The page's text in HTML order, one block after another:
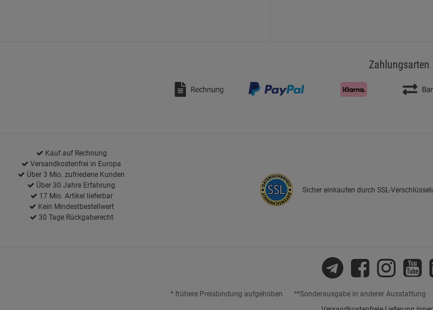
Zahlungsarten
Kauf auf Rechnung
Versandkostenfrei in Europa
Über 3 Mio. zufriedene Kunden
Über 30 Jahre Erfahrung
17 Mio. Artikel lieferbar
Kein Mindestbestellwert
30 Tage Rückgaberecht
Sicher einkaufen durch SSL-
* frühere Preisbindung aufgehoben **Sonderausgabe in anderer Ausstattung